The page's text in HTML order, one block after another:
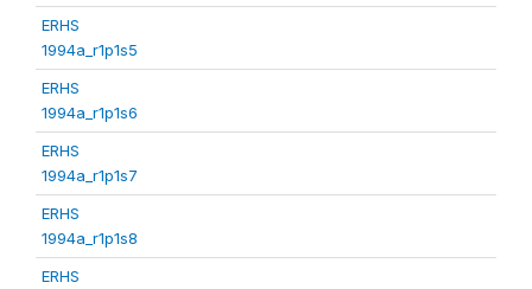
ERHS
1994a_r1p1s5
ERHS
1994a_r1p1s6
ERHS
1994a_r1p1s7
ERHS
1994a_r1p1s8
ERHS